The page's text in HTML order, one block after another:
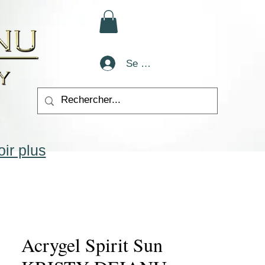
Se connecter
Acrygel Spirit Sun
plus